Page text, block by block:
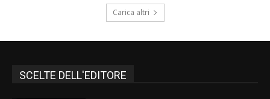
Carica altri
SCELTE DELL'EDITORE